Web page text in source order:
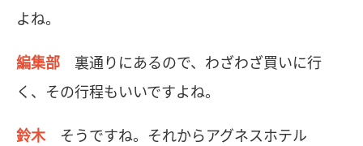
よね。
編集部
裏通りにあるので、わざわざ買いに行
く、その行程もいいですよね。
鈴木
そうですね。それからアグネスホテル